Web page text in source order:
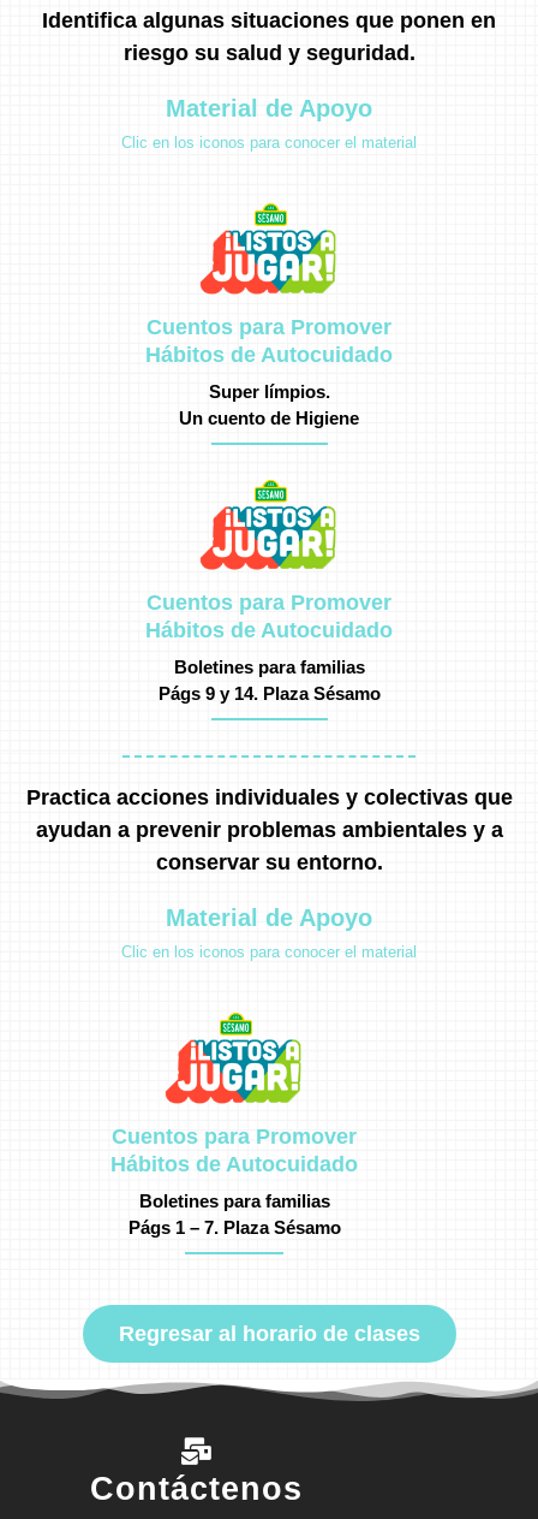
Identifica algunas situaciones que ponen en
riesgo su salud y seguridad.
Material de Apoyo
Clic en los iconos para conocer el material
Cuentos para Promover
Hábitos de Autocuidado
Super límpios.
Un cuento de Higiene
Cuentos para Promover
Hábitos de Autocuidado
Boletines para familias
Págs 9 y 14. Plaza Sésamo
Practica acciones individuales y colectivas que
ayudan a prevenir problemas ambientales y a
conservar su entorno.
Material de Apoyo
Clic en los iconos para conocer el material
Cuentos para Promover
Hábitos de Autocuidado
Boletines para familias
Págs 1 – 7. Plaza Sésamo
Regresar al horario de clases
Contáctenos